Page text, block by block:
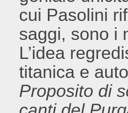
cui Pasolini
saggi, sono i
L’idea
titanica e
Proposito di